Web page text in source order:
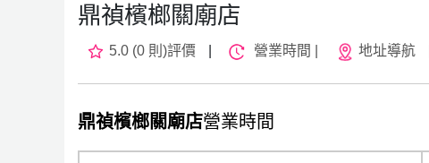
鼎禎檳榔關廟店
5.0 (0 則)評價 營業時間 | 地址導航
鼎禎檳榔關廟店營業時間